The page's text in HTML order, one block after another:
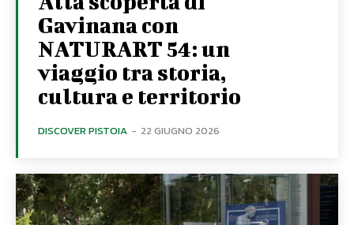
Gavinana con
NATURART 54: un
viaggio tra storia,
cultura e territorio
DISCOVER PISTOIA - 22 GIUGNO 2026